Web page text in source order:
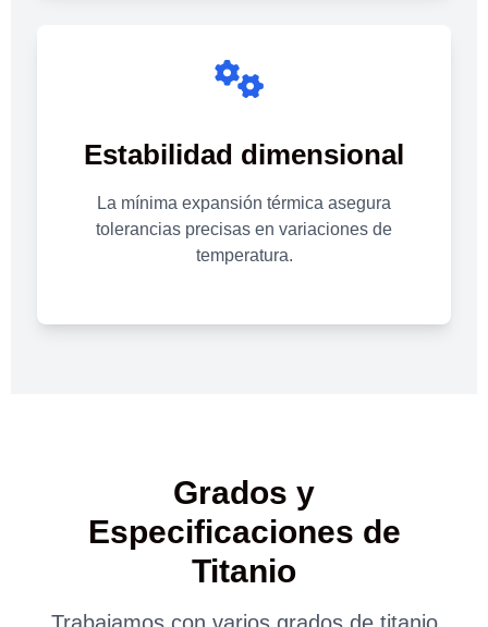
Estabilidad dimensional
La mínima expansión térmica asegura
tolerancias precisas en variaciones de
temperatura.
Grados y
Especificaciones de
Titanio